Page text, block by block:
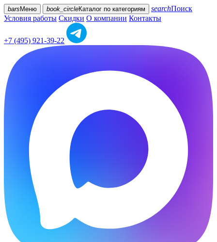
bars Меню book_circleКаталог по категориям searchПоиск
Условия работы Скидки О компании Контакты
+7 (495) 921-39-22